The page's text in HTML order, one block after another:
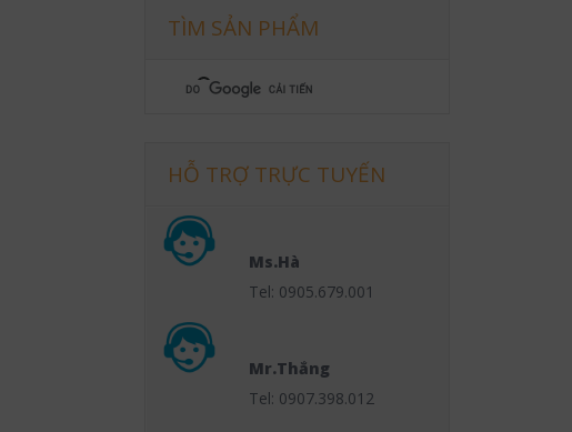
TÌM SẢN PHẨM
HỖ TRỢ TRỰC TUYẾN
Ms.Hà
Tel: 0905.679.001
Mr.Thắng
Tel: 0907.398.012